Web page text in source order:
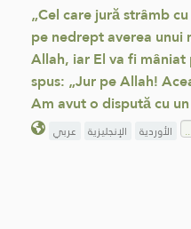
„Cel care jură strâmb
pe nedrept averea unui
Allah, iar El va fi mâniat
spus: „Jur pe Allah!
Am avut o dispută cu
عربي الإنجليزية الأوردية